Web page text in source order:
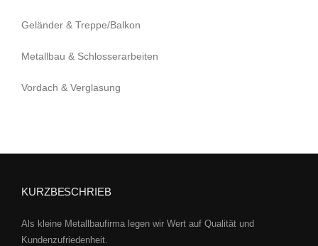
Geländer & Treppe/Balkon
Metallbau & Schlosserarbeiten
Vordach & Verglasung
KURZBESCHRIEB
Als kleine Metallbaufirma legen wir Wert auf Qualität und
Kundenzufriedenheit.